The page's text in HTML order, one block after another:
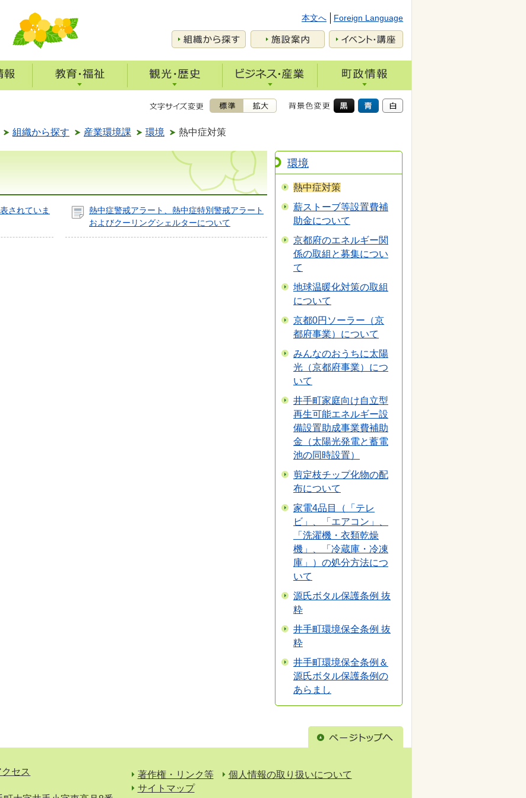
本文へ Foreign Language
組織から探す 産業環境課 環境 熱中症対策
されていま
熱中症警戒アラート、熱中症特別警戒アラート
およびクーリングシェルターについて
環境
熱中症対策
薪ストーブ等設置費補
助金について
京都府のエネルギー関
係の取組と募集につい
て
地球温暖化対策の取組
について
京都0円ソーラー（京
都府事業）について
みんなのおうちに太陽
光（京都府事業）につ
いて
井手町家庭向け自立型
再生可能エネルギー設
備設置助成事業費補助
金（太陽光発電と蓄電
池の同時設置）
剪定枝チップ化物の配
布について
家電4品目（「テレ
ビ」、「エアコン」、
「洗濯機・衣類乾燥
機」、「冷蔵庫・冷凍
庫」）の処分方法につ
いて
源氏ボタル保護条例 抜
粋
井手町環境保全条例 抜
粋
井手町環境保全条例＆
源氏ボタル保護条例の
あらまし
クセス
著作権・リンク等
個人情報の取り扱いについて
サイトマップ